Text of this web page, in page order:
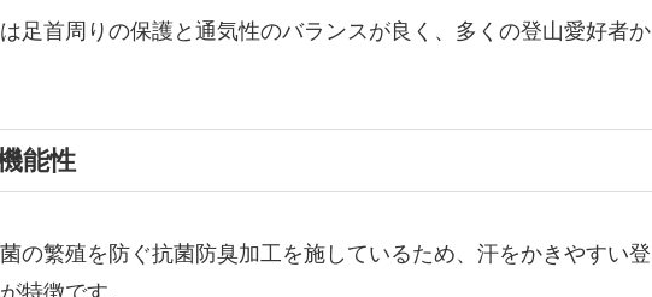
足首周りの保護と通気性のバランスが良く、多くの登山愛好者か
能性
の繁殖を防ぐ抗菌防臭加工を施しているため、汗をかきやすい登